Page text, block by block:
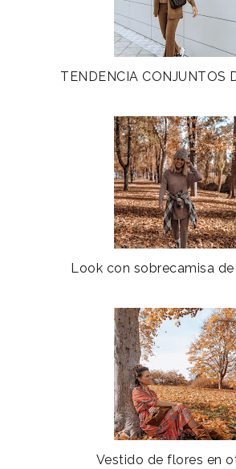
TENDENCIA CONJUNTOS
Look con sobrecamisa
Vestido de flores en